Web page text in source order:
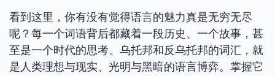
看到这里，你有没有觉得语言的魅力真是无穷无尽
呢？每一个词语背后都藏着一段历史、一个故事，甚
至是一个时代的思考。乌托邦和反乌托邦的词汇，就
是人类理想与现实、光明与黑暗的语言博弈。掌握它